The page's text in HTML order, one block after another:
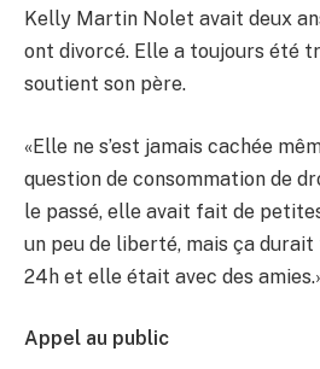
Kelly Martin Nolet avait deux
ont divorcé. Elle a toujours été
soutient son père.
«Elle ne s’est jamais cachée
question de consommation de
le passé, elle avait fait de
un peu de liberté, mais ça
24h et elle était avec des
Appel au public